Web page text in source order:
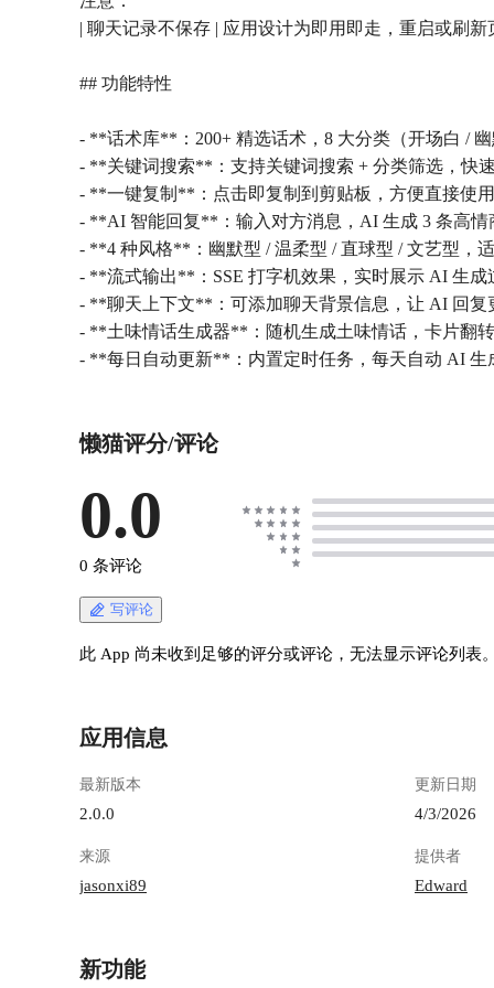
| 聊天记录不保存 | 应用设计为即用即走，重启或刷
## 功能特性
- **话术库**：200+ 精选话术，8 大分类（开场白 /
- **关键词搜索**：支持关键词搜索 + 分类筛选，快
- **一键复制**：点击即复制到剪贴板，方便直接使用
- **AI 智能回复**：输入对方消息，AI 生成 3 条高情
- **4 种风格**：幽默型 / 温柔型 / 直球型 / 文艺型，
- **流式输出**：SSE 打字机效果，实时展示 AI 生成
- **聊天上下文**：可添加聊天背景信息，让 AI 回复
- **土味情话生成器**：随机生成土味情话，卡片翻
- **每日自动更新**：内置定时任务，每天自动 AI 生
懒猫评分/评论
0.0
0 条评论
写评论
此 App 尚未收到足够的评分或评论，无法显示评论列表
应用信息
最新版本
2.0.0
更新日期
4/3/2026
来源
jasonxi89
提供者
Edward
新功能